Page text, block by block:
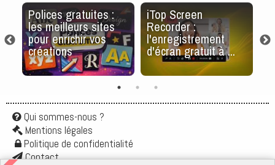
Polices gratuites :
les meilleurs sites
pour enrichir vos
créations
iTop Screen
Recorder :
l'enregistrement
d'écran gratuit à ...
Qui sommes-nous ?
Mentions légales
Politique de confidentialité
Contact